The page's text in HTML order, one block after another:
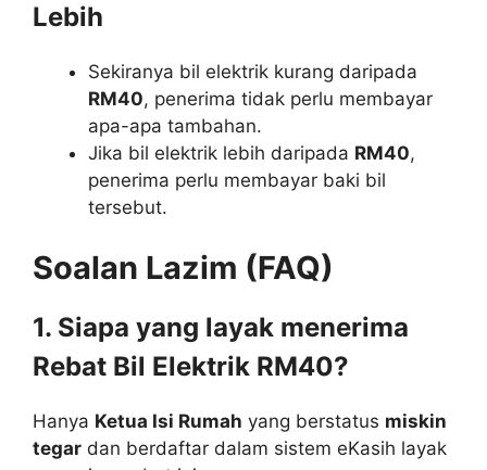
Lebih
Sekiranya bil elektrik kurang daripada
RM40, penerima tidak perlu membayar
apa-apa tambahan.
Jika bil elektrik lebih daripada RM40,
penerima perlu membayar baki bil
tersebut.
Soalan Lazim (FAQ)
1. Siapa yang layak menerima
Rebat Bil Elektrik RM40?
Hanya Ketua Isi Rumah yang berstatus miskin
tegar dan berdaftar dalam sistem eKasih layak